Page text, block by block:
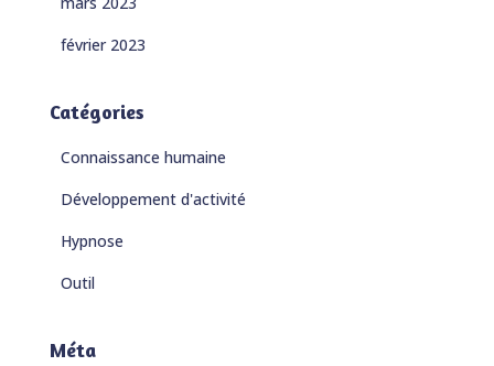
février 2023
Catégories
Connaissance humaine
Développement d'activité
Hypnose
Outil
Méta